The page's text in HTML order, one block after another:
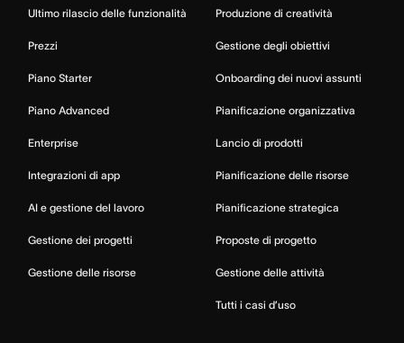
Ultimo rilascio delle funzionalità
Prezzi
Piano Starter
Piano Advanced
Enterprise
Integrazioni di app
AI e gestione del lavoro
Gestione dei progetti
Gestione delle risorse
Produzione di creatività
Gestione degli obiettivi
Onboarding dei nuovi assunti
Pianificazione organizzativa
Lancio di prodotti
Pianificazione delle risorse
Pianificazione strategica
Proposte di progetto
Gestione delle attività
Tutti i casi d’uso